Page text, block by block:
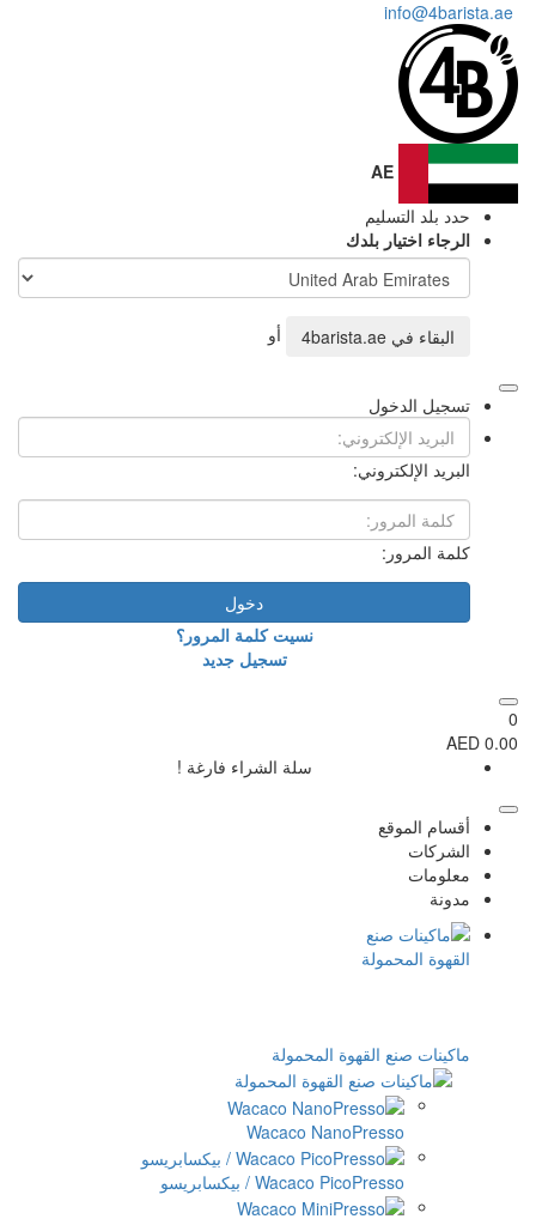
AE
حدد بلد التسليم
الرجاء اختيار بلدك
البقاء في 4barista.ae أو
تسجيل الدخول
البريد الإلكتروني:
كلمة المرور:
دخول
نسيت كلمة المرور؟
تسجيل جديد
0
0.00 AED
سلة الشراء فارغة !
أقسام الموقع
الشركات
معلومات
مدونة
ماكينات صنع القهوة المحمولة
Wacaco NanoPresso
Wacaco PicoPresso / بيكسابريسو